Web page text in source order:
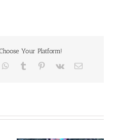
Your Platform!
WhatsApp
Tumblr Pinterest
Vk Email